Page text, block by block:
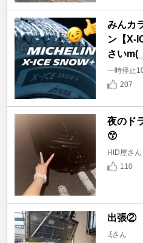
みんカ
ン【X-
さい
一時停止
207
夜のド
😙
HID屋さん
110
出張②
.ξさん